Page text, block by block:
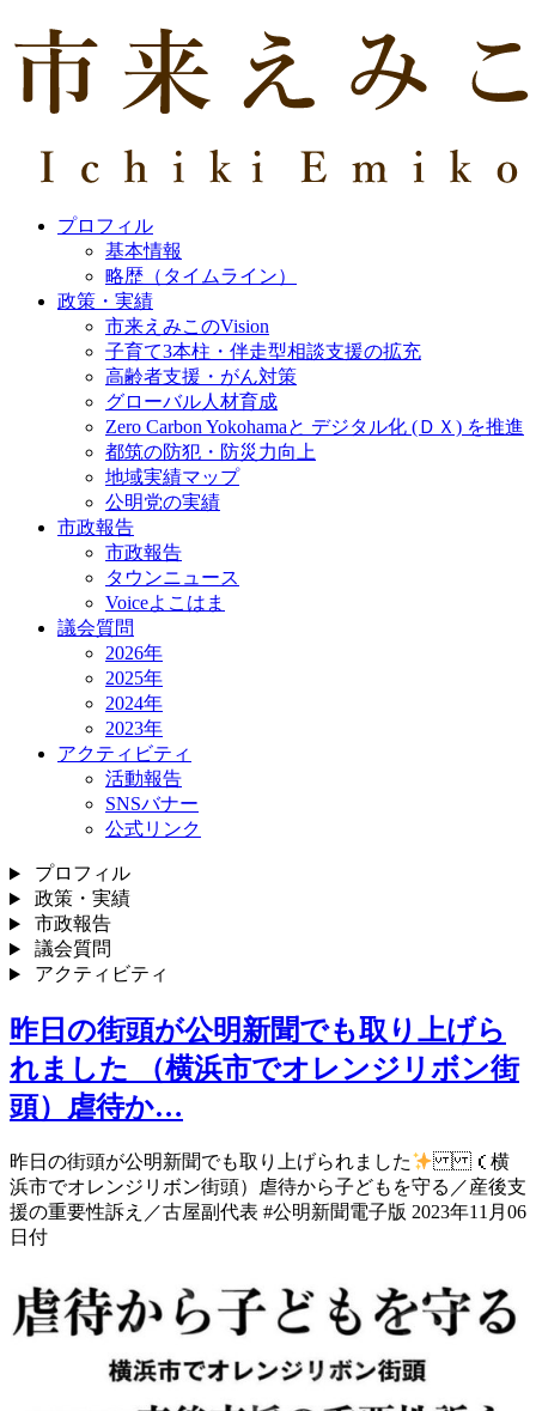
プロフィル
基本情報
略歴（タイムライン）
政策・実績
市来えみこのVision
子育て3本柱・伴走型相談支援の拡充
高齢者支援・がん対策
グローバル人材育成
Zero Carbon Yokohamaと デジタル化 (ＤＸ) を推進
都筑の防犯・防災力向上
地域実績マップ
公明党の実績
市政報告
市政報告
タウンニュース
Voiceよこはま
議会質問
2026年
2025年
2024年
2023年
アクティビティ
活動報告
SNSバナー
公式リンク
プロフィル
政策・実績
市政報告
議会質問
アクティビティ
昨日の街頭が公明新聞でも取り上げら
れました （横浜市でオレンジリボン街
頭）虐待か…
昨日の街頭が公明新聞でも取り上げられました
（横
浜市でオレンジリボン街頭）虐待から子どもを守る／産後支
援の重要性訴え／古屋副代表 #公明新聞電子版 2023年11月06
日付